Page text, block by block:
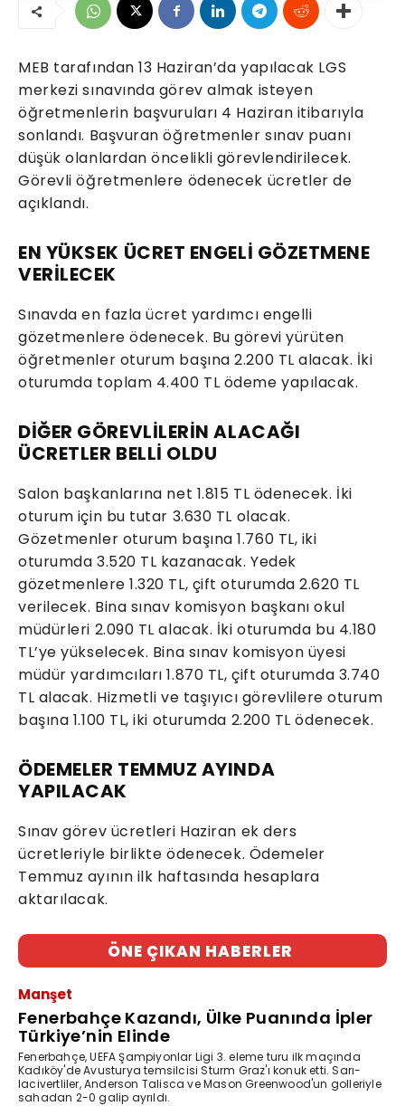
MEB tarafından 13 Haziran’da yapılacak LGS
merkezi sınavında görev almak isteyen
öğretmenlerin başvuruları 4 Haziran itibarıyla
sonlandı. Başvuran öğretmenler sınav puanı
düşük olanlardan öncelikli görevlendirilecek.
Görevli öğretmenlere ödenecek ücretler de
açıklandı.
EN YÜKSEK ÜCRET ENGELİ GÖZETMENE
VERİLECEK
Sınavda en fazla ücret yardımcı engelli
gözetmenlere ödenecek. Bu görevi yürüten
öğretmenler oturum başına 2.200 TL alacak. İki
oturumda toplam 4.400 TL ödeme yapılacak.
DİĞER GÖREVLİLERİN ALACAĞI
ÜCRETLER BELLİ OLDU
Salon başkanlarına net 1.815 TL ödenecek. İki
oturum için bu tutar 3.630 TL olacak.
Gözetmenler oturum başına 1.760 TL, iki
oturumda 3.520 TL kazanacak. Yedek
gözetmenlere 1.320 TL, çift oturumda 2.620 TL
verilecek. Bina sınav komisyon başkanı okul
müdürleri 2.090 TL alacak. İki oturumda bu 4.180
TL’ye yükselecek. Bina sınav komisyon üyesi
müdür yardımcıları 1.870 TL, çift oturumda 3.740
TL alacak. Hizmetli ve taşıyıcı görevlilere oturum
başına 1.100 TL, iki oturumda 2.200 TL ödenecek.
ÖDEMELER TEMMUZ AYINDA
YAPILACAK
Sınav görev ücretleri Haziran ek ders
ücretleriyle birlikte ödenecek. Ödemeler
Temmuz ayının ilk haftasında hesaplara
aktarılacak.
ÖNE ÇIKAN HABERLER
Manşet
Fenerbahçe Kazandı, Ülke Puanında İpler
Türkiye’nin Elinde
Fenerbahçe, UEFA Şampiyonlar Ligi 3. eleme turu ilk maçında
Kadıköy'de Avusturya temsilcisi Sturm Graz'ı konuk etti. Sarı-
lacivertliler, Anderson Talisca ve Mason Greenwood'un golleriyle
sahadan 2-0 galip ayrıldı.